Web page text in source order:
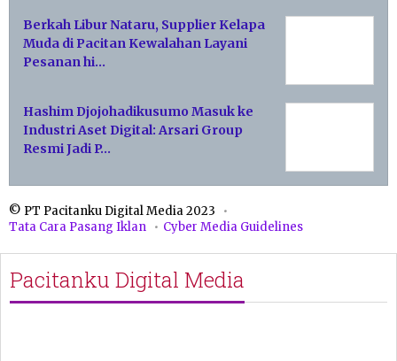
Berkah Libur Nataru, Supplier Kelapa
Muda di Pacitan Kewalahan Layani
Pesanan hi…
Hashim Djojohadikusumo Masuk ke
Industri Aset Digital: Arsari Group
Resmi Jadi P…
© PT Pacitanku Digital Media 2023
Tata Cara Pasang Iklan
Cyber Media Guidelines
Pacitanku Digital Media